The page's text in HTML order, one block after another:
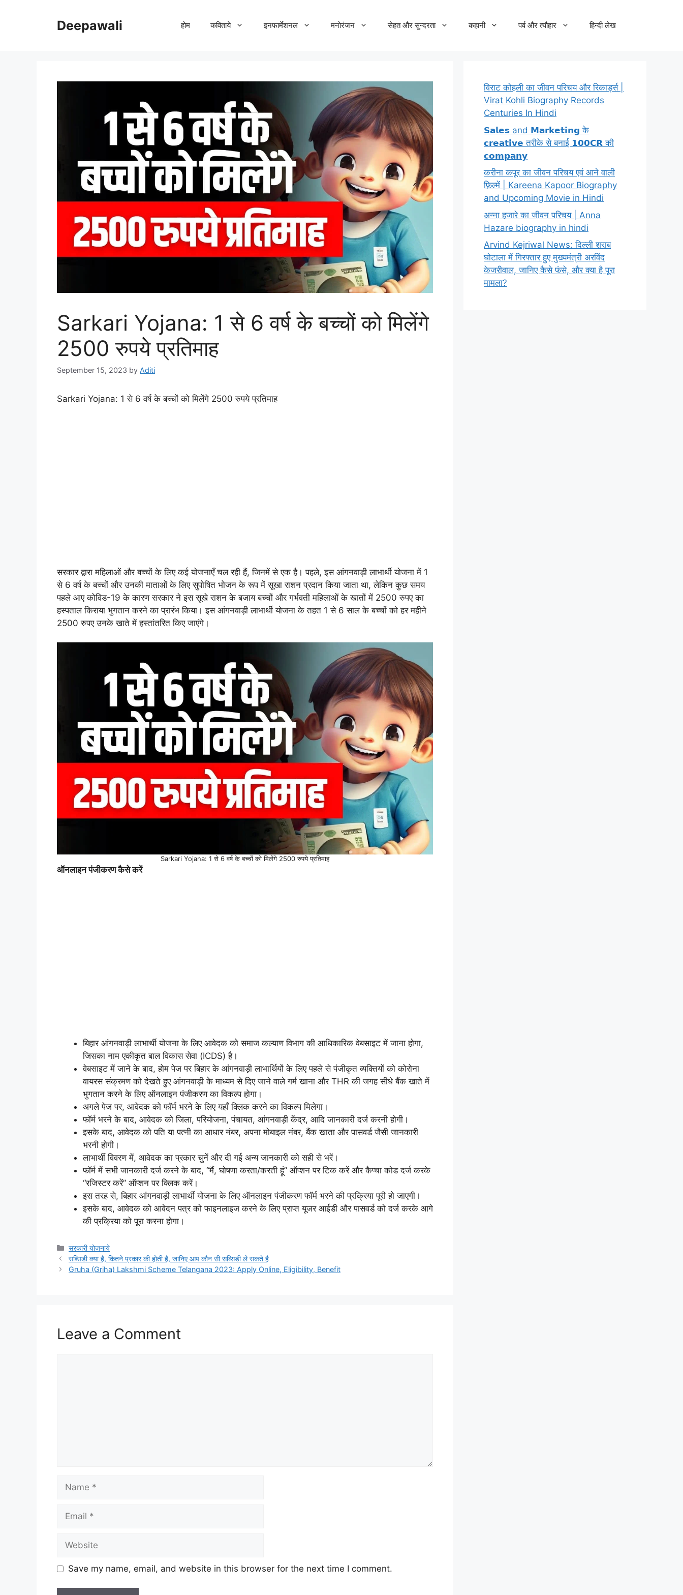
Deepawali होम कविताये इनफार्मेशनल मनोरंजन सेहत और सुन्दरता कहानी पर्व और त्यौहार हिन्दी लेख
Sarkari Yojana: 1 से 6 वर्ष के बच्चों को मिलेंगे
2500 रुपये प्रतिमाह
September 15, 2023 by Aditi
Sarkari Yojana: 1 से 6 वर्ष के बच्चों को मिलेंगे 2500 रुपये प्रतिमाह
सरकार द्वारा महिलाओं और बच्चों के लिए कई योजनाएँ चल रही हैं, जिनमें से एक है। पहले, इस आंगनवाड़ी लाभार्थी योजना में 1
से 6 वर्ष के बच्चों और उनकी माताओं के लिए सुपोषित भोजन के रूप में सूखा राशन प्रदान किया जाता था, लेकिन कुछ समय
पहले आए कोविड-19 के कारण सरकार ने इस सूखे राशन के बजाय बच्चों और गर्भवती महिलाओं के खातों में 2500 रुपए का
हस्पताल किराया भुगतान करने का प्रारंभ किया। इस आंगनवाड़ी लाभार्थी योजना के तहत 1 से 6 साल के बच्चों को हर महीने
2500 रुपए उनके खाते में हस्तांतरित किए जाएंगे।
Sarkari Yojana: 1 से 6 वर्ष के बच्चों को मिलेंगे 2500 रुपये प्रतिमाह
ऑनलाइन पंजीकरण कैसे करें
बिहार आंगनवाड़ी लाभार्थी योजना के लिए आवेदक को समाज कल्याण विभाग की आधिकारिक वेबसाइट में जाना होगा,
जिसका नाम एकीकृत बाल विकास सेवा (ICDS) है।
वेबसाइट में जाने के बाद, होम पेज पर बिहार के आंगनवाड़ी लाभार्थियों के लिए पहले से पंजीकृत व्यक्तियों को कोरोना
वायरस संक्रमण को देखते हुए आंगनवाड़ी के माध्यम से दिए जाने वाले गर्म खाना और THR की जगह सीधे बैंक खाते में
भुगतान करने के लिए ऑनलाइन पंजीकरण का विकल्प होगा।
अगले पेज पर, आवेदक को फॉर्म भरने के लिए यहाँ क्लिक करने का विकल्प मिलेगा।
फॉर्म भरने के बाद, आवेदक को जिला, परियोजना, पंचायत, आंगनवाड़ी केंद्र, आदि जानकारी दर्ज करनी होगी।
इसके बाद, आवेदक को पति या पत्नी का आधार नंबर, अपना मोबाइल नंबर, बैंक खाता और पासवर्ड जैसी जानकारी
भरनी होगी।
लाभार्थी विवरण में, आवेदक का प्रकार चुनें और दी गई अन्य जानकारी को सही से भरें।
फॉर्म में सभी जानकारी दर्ज करने के बाद, “मैं, घोषणा करता/करती हूं” ऑप्शन पर टिक करें और कैप्चा कोड दर्ज करके
“रजिस्टर करें” ऑप्शन पर क्लिक करें।
इस तरह से, बिहार आंगनवाड़ी लाभार्थी योजना के लिए ऑनलाइन पंजीकरण फॉर्म भरने की प्रक्रिया पूरी हो जाएगी।
इसके बाद, आवेदक को आवेदन पत्र को फाइनलाइज करने के लिए प्राप्त यूजर आईडी और पासवर्ड को दर्ज करके आगे
की प्रक्रिया को पूरा करना होगा।
Categories
सरकारी योजनाये
सब्सिडी क्या है, कितने प्रकार की होती है, जानिए आप कौन सी सब्सिडी ले सकते है
Gruha (Griha) Lakshmi Scheme Telangana 2023: Apply Online, Eligibility, Benefit
Leave a Comment
Save my name, email, and website in this browser for the next time I comment.
विराट कोहली का जीवन परिचय और रिकार्ड्स |
Virat Kohli Biography Records
Centuries In Hindi
𝗦𝗮𝗹𝗲𝘀 and 𝗠𝗮𝗿𝗸𝗲𝘁𝗶𝗻𝗴 के
𝗰𝗿𝗲𝗮𝘁𝗶𝘃𝗲 तरीके से बनाई 𝟭𝟬𝟬𝗖𝗥 की
𝗰𝗼𝗺𝗽𝗮𝗻𝘆
करीना कपूर का जीवन परिचय एवं आने वाली
फ़िल्में | Kareena Kapoor Biography
and Upcoming Movie in Hindi
अन्ना हजारे का जीवन परिचय | Anna
Hazare biography in hindi
Arvind Kejriwal News: दिल्ली शराब
घोटाला में गिरफ्तार हुए मुख्यमंत्री अरविंद
केजरीवाल, जानिए कैसे फंसे, और क्या है पूरा
मामला?